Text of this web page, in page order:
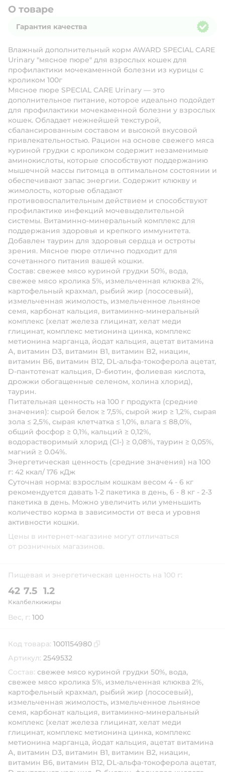
О товаре
Гарантия качества
Влажный дополнительный корм AWARD SPECIAL CARE
Urinary "мясное пюре" для взрослых кошек для
профилактики мочекаменной болезни из курицы с
кроликом 100г
Мясное пюре SPECIAL CARE Urinary — это
дополнительное питание, которое идеально подойдет
для профилактики мочекаменной болезни у взрослых
кошек. Обладает нежнейшей текстурой,
сбалансированным составом и высокой вкусовой
привлекательностью. Рацион на основе свежего мяса
куриной грудки с кроликом содержит незаменимые
аминокислоты, которые способствуют поддержанию
мышечной массы питомца в оптимальном состоянии и
обеспечивают запас энергии. Содержит клюкву и
жимолость, которые обладают
противовоспалительным действием и способствуют
профилактике инфекций мочевыделительной
системы. Витаминно-минеральный комплекс для
поддержания здоровья и крепкого иммунитета.
Добавлен таурин для здоровья сердца и остроты
зрения. Мясное пюре отлично подходит для
сочетанного питания вашей кошки.
Состав: свежее мясо куриной грудки 50%, вода,
свежее мясо кролика 5%, измельченная клюква 2%,
картофельный крахмал, рыбий жир (лососевый),
измельченная жимолость, измельченное льняное
семя, карбонат кальция, витаминно-минеральный
комплекс (хелат железа глицинат, хелат меди
глицинат, комплекс метионина цинка, комплекс
метионина марганца, йодат кальция, ацетат витамина
А, витамин D3, витамин B1, витамин B2, ниацин,
витамин B6, витамин B12, DL-альфа-токоферола ацетат,
D-пантотенат кальция, D-биотин, фолиевая кислота,
дрожжи обогащенные селеном, холина хлорид),
таурин.
Питательная ценность на 100 г продукта (средние
значения): сырой белок ≥ 7,5%, сырой жир ≥ 1,2%, сырая
зола ≤ 2,5%, сырая клетчатка ≤ 1,0%, влага ≤ 88,0%,
общий фосфор ≥ 0,1%, кальций ≥ 0,12%,
водорастворимый хлорид (Cl-) ≥ 0,08%, таурин ≥ 0,05%,
магний ≥ 0.04%.
Энергетическая ценность (средние значения) на 100
г: 42 ккал/ 176 кДж
Суточная норма: взрослым кошкам весом 4 - 6 кг
рекомендуется давать 1-2 пакетика в день, 6 - 8 кг - 2-3
пакетика в день. Можно увеличить или уменьшить
количество корма в зависимости от веса и уровня
активности кошки.
Цены в интернет-магазине могут отличаться
от розничных магазинов.
Пищевая и энергетическая ценность на 100 г:
42
Ккал
7.5
белки
1.2
жиры
Вес, г: 100
Код товара: 1001154980
Артикул: 2549532
Состав: свежее мясо куриной грудки 50%, вода,
свежее мясо кролика 5%, измельченная клюква 2%,
картофельный крахмал, рыбий жир (лососевый),
измельченная жимолость, измельченное льняное
семя, карбонат кальция, витаминно-минеральный
комплекс (хелат железа глицинат, хелат меди
глицинат, комплекс метионина цинка, комплекс
метионина марганца, йодат кальция, ацетат витамина
А, витамин D3, витамин B1, витамин B2, ниацин,
витамин B6, витамин B12, DL-альфа-токоферола ацетат,